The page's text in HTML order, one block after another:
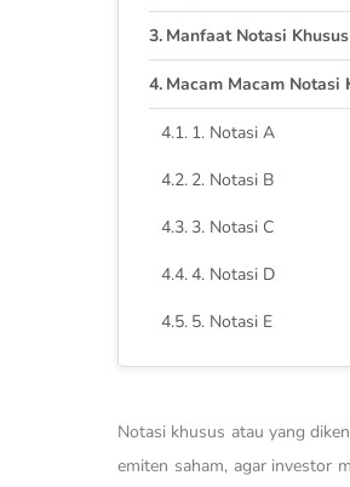
Manfaat Notasi
Macam Macam Notasi
1. Notasi A
2. Notasi B
3. Notasi C
4. Notasi D
5. Notasi E
Notasi khusus atau yang
emiten saham, agar investor